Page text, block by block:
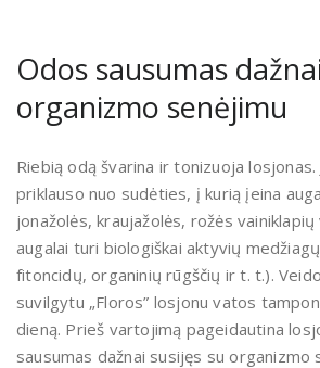
Odos sausumas
organizmo senėjimu
Riebią odą švarina ir tonizuoja losjonas.
priklauso nuo sudėties, į kurią įeina
jonažolės, kraujažolės, rožės vainiklapių
augalai turi biologiškai aktyvių
fitoncidų, organinių rūgščių ir t. t.).
suvilgytu „Floros” losjonu vatos
dieną. Prieš vartojimą pageidautina
sausumas dažnai susijęs su organizmo